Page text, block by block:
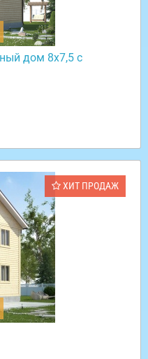
дом 8х7,5 с
ХИТ ПРОДАЖ